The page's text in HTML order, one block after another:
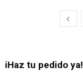
iHaz tu pedido ya!